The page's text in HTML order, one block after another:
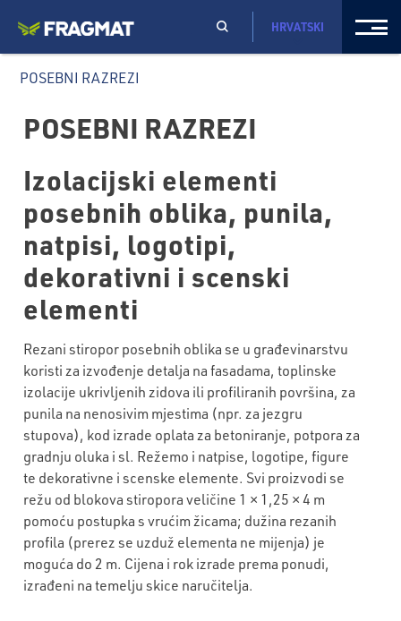
HRVATSKI
POSEBNI RAZREZI
POSEBNI RAZREZI
Izolacijski elementi
posebnih oblika, punila,
natpisi, logotipi,
dekorativni i scenski
elementi
Rezani stiropor posebnih oblika se u građevinarstvu
koristi za izvođenje detalja na fasadama, toplinske
izolacije ukrivljenih zidova ili profiliranih površina, za
punila na nenosivim mjestima (npr. za jezgru
stupova), kod izrade oplata za betoniranje, potpora za
gradnju oluka i sl. Režemo i natpise, logotipe, figure
te dekorativne i scenske elemente. Svi proizvodi se
režu od blokova stiropora veličine 1 × 1,25 × 4 m
pomoću postupka s vrućim žicama; dužina rezanih
profila (prerez se uzduž elementa ne mijenja) je
moguća do 2 m. Cijena i rok izrade prema ponudi,
izrađeni na temelju skice naručitelja.